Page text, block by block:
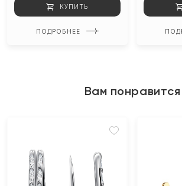
КУПИТЬ
ПОДРОБНЕЕ
Вам понравится